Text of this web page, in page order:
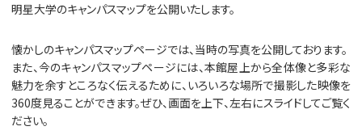
明星大学のキャンパスマップを公開いたします。
懐かしのキャンパスマップページでは、当時の写真を公開しております。
また、今のキャンパスマップページには、本館屋上から全体像と多彩な
魅力を余すところなく伝えるために、いろいろな場所で撮影した映像を
360度見ることができます。ぜひ、画面を上下、左右にスライドしてご覧く
ださい。